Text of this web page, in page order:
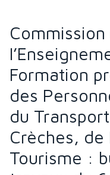
Commission
Formation
des
du
Crèches, de
Tourisme :